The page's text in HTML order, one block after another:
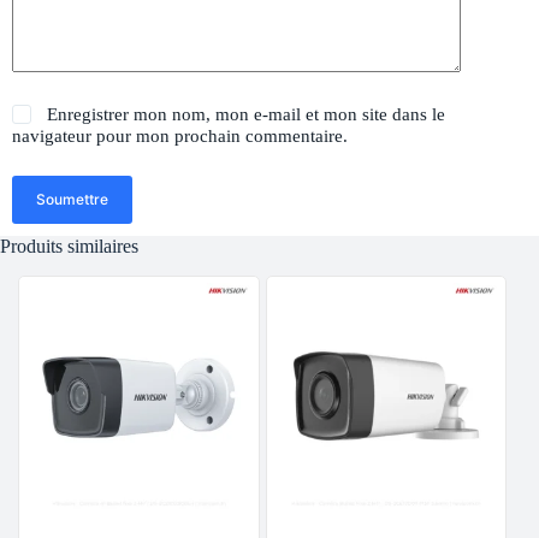
Enregistrer mon nom, mon e-mail et mon site dans le
navigateur pour mon prochain commentaire.
Soumettre
Produits similaires